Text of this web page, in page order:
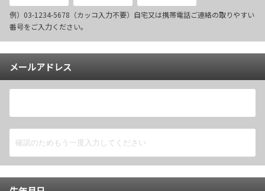
例）03-1234-5678（カッコ入力不要）自宅又は携帯電話ご連絡の取りやすい
番号をご入力ください。
メールアドレス